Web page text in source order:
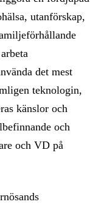
utanförskap,
det mest
teknologin,
känslor och
och
och VD på